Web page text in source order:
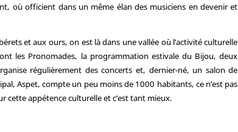
où officient dans un même élan des musiciens en devenir et
et aux ours, on est là dans une vallée où l’activité culturelle
les Pronomades, la programmation estivale du Bijou, deux
régulièrement des concerts et, dernier-né, un salon de
Aspet, compte un peu moins de 1000 habitants, ce n’est pas
cette appétence culturelle et c’est tant mieux.